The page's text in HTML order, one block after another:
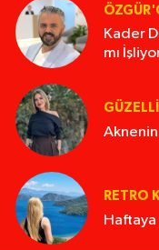
Kader
mı
RETRO